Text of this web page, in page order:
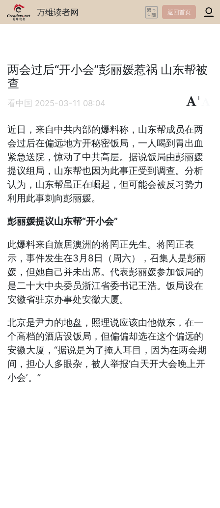
万维读者网 返回首页
两会过后“开小会”彭丽媛惹祸 山东帮被
查
看中国 2025-03-11 08:04
+
近日，来自中共内部的爆料称，山东帮成员在两
会过后在偏远地方开秘密饭局，一人喝到胃出血
紧急送院，惊动了中共高层。据说饭局由彭丽媛
提议组局，山东帮也因为此事正受到调查。分析
认为，山东帮虽正在崛起，但可能会被反习势力
利用此事刺向彭丽媛。
彭丽媛提议山东帮“开小会”
此爆料来自旅居澳洲的蒋罔正先生。蒋罔正表
示，事件发生在3月8日（周六），召集人是彭丽
媛，但她自己并未出席。代表彭丽媛参加饭局的
是二十大中央委员浙江省委书记王浩。饭局设在
安徽省驻京办事处安徽大厦。
北京是尹力的地盘，照理说应该由他做东，在一
个高档的酒店设饭局，但偏偏却选在这个偏远的
安徽大厦，“据说是为了掩人耳目，因为在两会期
间，担心人多眼杂，被人举报‘白天开大会晚上开
小会’。”